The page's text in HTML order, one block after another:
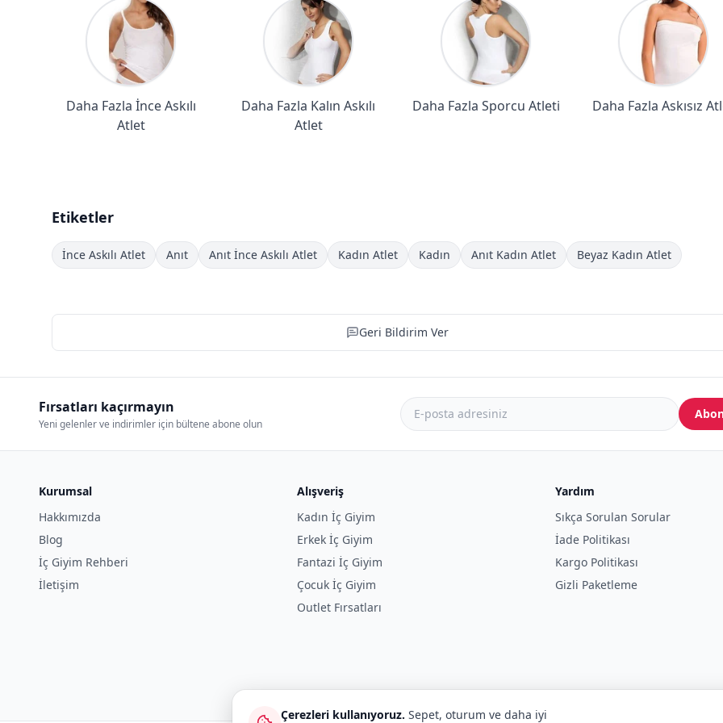
Daha Fazla İnce Askılı
Atlet
Daha Fazla Kalın Askılı
Atlet
Daha Fazla Sporcu Atleti Daha Fazla Askısız
Etiketler
İnce Askılı Atlet Anıt Anıt İnce Askılı Atlet Kadın Atlet Kadın Anıt Kadın Atlet Beyaz Kadın Atlet
Geri Bildirim Ver
Fırsatları kaçırmayın
Yeni gelenler ve indirimler için bültene abone olun
Kurumsal
Hakkımızda
Blog
İç Giyim Rehberi
İletişim
Alışveriş
Kadın İç Giyim
Erkek İç Giyim
Fantazi İç Giyim
Çocuk İç Giyim
Outlet Fırsatları
Yardım
Sıkça Sorulan Sorular
İade Politikası
Kargo Politikası
Gizli Paketleme
Çerezleri kullanıyoruz. Sepet, oturum ve daha iyi